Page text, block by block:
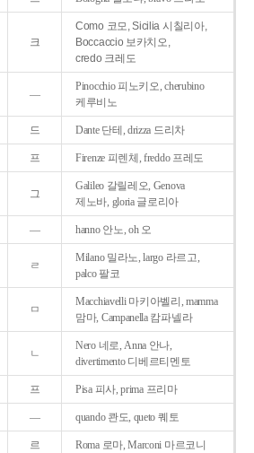
크
Como 코모, Sicilia 시칠리아,
Boccaccio 보카치오,
credo 크레도
―
Pinocchio 피노키오, cherubino
케루비노
드 Dante 단테, drizza 드리차
프 Firenze 피렌체, freddo 프레도
그
Galileo 갈릴레오, Genova
제노바, gloria 글로리아
― hanno 안노, oh 오
ㄹ
Milano 밀라노, largo 라르고,
palco 팔코
ㅁ
Macchiavelli 마키아벨리, mamma
맘마, Campanella 캄파넬라
ㄴ
Nero 네로, Anna 안나,
divertimento 디베르티멘토
프 Pisa 피사, prima 프리마
― quando 콴도, queto 퀘토
르 Roma 로마, Marconi 마르코니